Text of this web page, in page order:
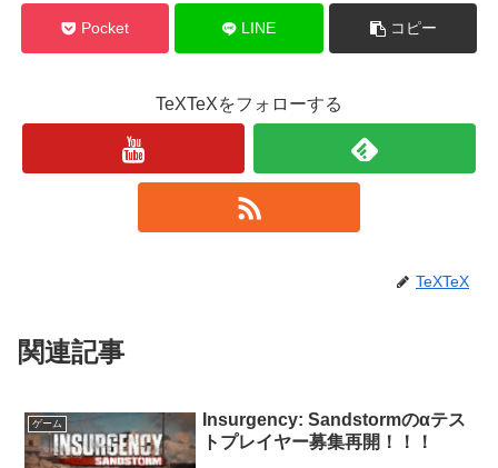
Pocket LINE コピー
TeXTeXをフォローする
TeXTeX
関連記事
ゲーム
Insurgency: Sandstormのαテス
トプレイヤー募集再開！！！